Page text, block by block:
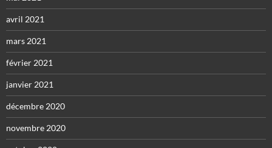
avril 2021
mars 2021
février 2021
janvier 2021
décembre 2020
novembre 2020